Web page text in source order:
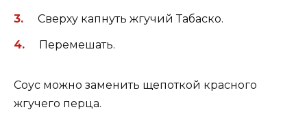
Сверху капнуть жгучий Табаско.
Перемешать.
Соус можно заменить щепоткой красного
жгучего перца.